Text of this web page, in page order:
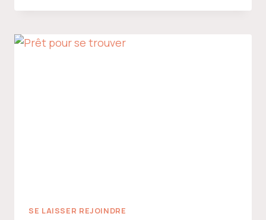
NOUS
SE LAISSER REJOINDRE